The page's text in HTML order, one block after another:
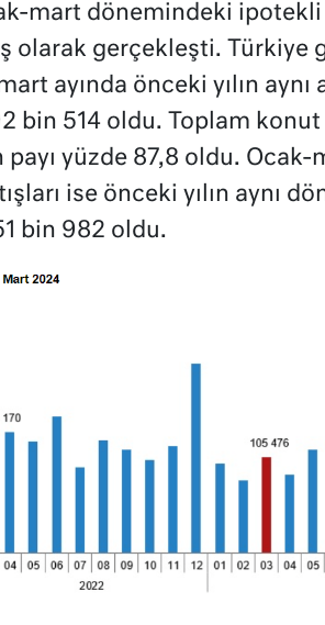
mart dönemindeki ipotekli
olarak gerçekleşti. Türkiye
ayında önceki yılın aynı
bin 514 oldu. Toplam konut
payı yüzde 87,8 oldu.
ise önceki yılın aynı
bin 982 oldu.